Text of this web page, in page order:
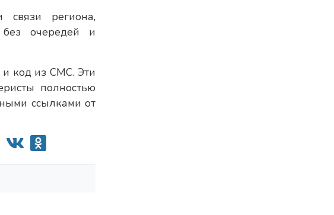
связи региона,
без очередей и
и код из СМС. Эти
полностью
ссылками от